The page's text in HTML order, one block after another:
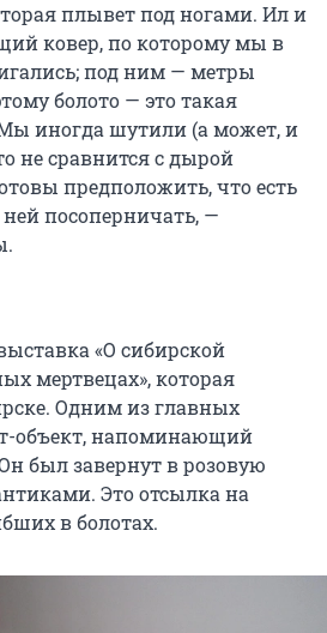
плывет под ногами. Ил и
ковер, по которому мы в
под ним — метры
болото — это такая
иногда шутили (а может, и
не сравнится с дырой
предположить, что есть
посоперничать, —
«О сибирской
мертвецах», которая
Одним из главных
объект, напоминающий
был завернут в розовую
Это отсылка на
в болотах.